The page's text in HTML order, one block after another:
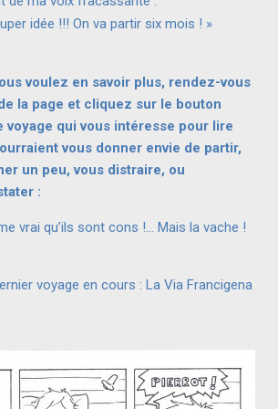
idée !!! On va partir six mois ! »
voulez en savoir plus, rendez-vous
la page et cliquez sur le bouton
voyage qui vous intéresse pour lire
vous donner envie de partir,
un peu, vous distraire, ou
:
vrai qu’ils sont cons !… Mais la vache !
voyage en cours : La Via Francigena